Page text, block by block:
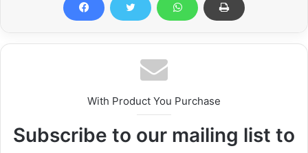
With Product You Purchase
Subscribe to our mailing list to